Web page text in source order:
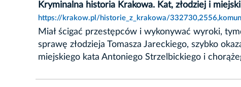
Kryminalna historia Krakowa. Kat, złodziej i
https://krakow.pl/historie_z_krakowa/
Miał ścigać przestępców i wykonywać wyroki,
sprawę złodzieja Tomasza Jareckiego, szybko
miejskiego kata Antoniego Strzelbickiego i